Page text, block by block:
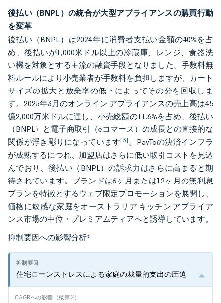
後払い（BNPL）の統合が大型アプライアンスの購買行動
を変革
後払い（BNPL）は2024年に消費者支払い金額の40%を占
め、後払いが1,000米ドル以上の冷蔵庫、レンジ、食器洗
い機を対象とする主流の融資手段となりました。手数料無
料ルールにより小売業者が手数料を負担しますが、カート
サイズの拡大と放棄率の低下によってその分を回収しま
す。2025年3月のオンライン アプライアンスの売上高は45
億2,000万米ドルに達し、小売総額の11.6%を占め、後払い
（BNPL）と電子商取引（eコマース）の成長との直接的な
関係が浮き彫りになっています[3]。PayToの決済インフラ
が成熟するにつれ、加盟店はさらに低い取引コストを見込
んでおり、後払い（BNPL）の訴求力はさらに高まると期
待されています。ブランドは6ヶ月または12ヶ月の無利息
プランを特徴とするウェブ限定プロモーションを展開し、
価格に敏感な家庭をオーストラリア キッチン アプライア
ンス市場の中位・プレミアムティアへと誘導しています。
抑制要因への影響分析*
住宅ローンストレスによる家庭の裁量的支出の圧迫